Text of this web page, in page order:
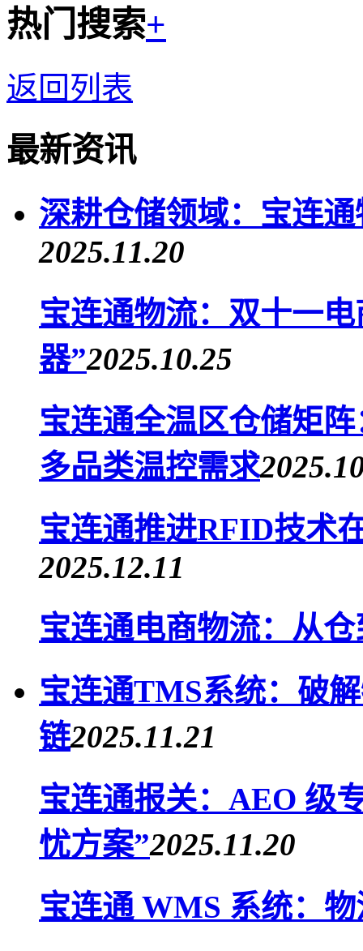
热门搜索+
返回列表
最新资讯
深耕仓储领域：宝连
2025.11.20
宝连通物流：双十一
器”2025.10.25
宝连通全温区仓储矩
多品类温控需求
宝连通推进RFID技术
2025.12.11
宝连通电商物流：从
宝连通TMS系统：破
链2025.11.21
宝连通报关：AEO 级
忧方案”2025.11.20
宝连通 WMS 系统：